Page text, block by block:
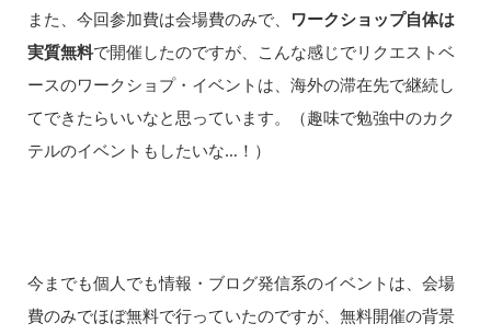
また、今回参加費は会場費のみで、
ワークショップ自体は
実質無料で開催したのですが、こんな感じでリクエストベ
ースのワークショプ・イベントは、海外の滞在先で継続し
てできたらいいなと思っています。（趣味で勉強中のカク
テルのイベントもしたいな…！）
今までも個人でも情報・ブログ発信系のイベントは、会場
費のみでほぼ無料で行っていたのですが、無料開催の背景